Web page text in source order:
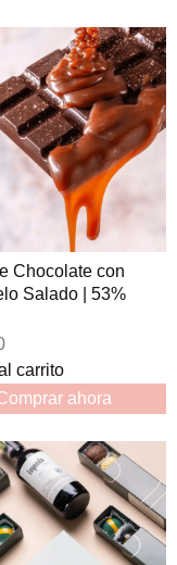
Chocolate con
Salado | 53%
carrito
ahora